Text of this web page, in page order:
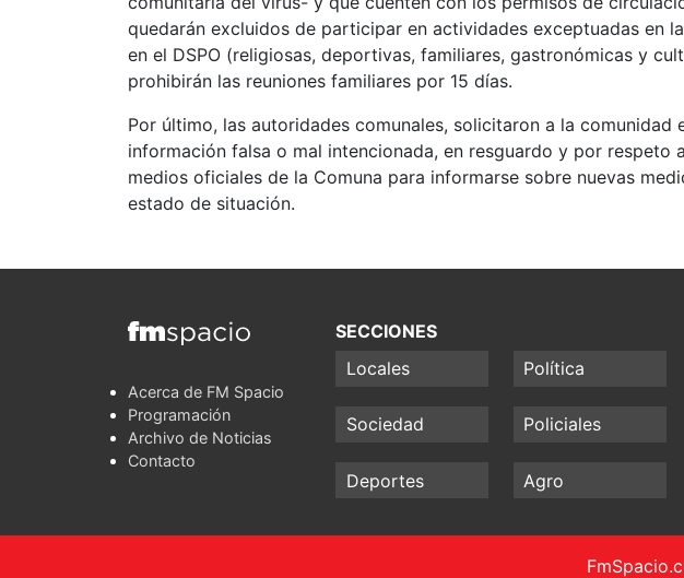
quedarán excluidos de participar en actividades exceptuadas en
en el DSPO (religiosas, deportivas, familiares, gastronómicas y
prohibirán las reuniones familiares por 15 días.
Por último, las autoridades comunales, solicitaron a la comunidad
información falsa o mal intencionada, en resguardo y por respeto
medios oficiales de la Comuna para informarse sobre nuevas
estado de situación.
Acerca de FM Spacio
Programación
Archivo de Noticias
Contacto
SECCIONES
Locales
Política
Sociedad Policiales
Deportes Agro